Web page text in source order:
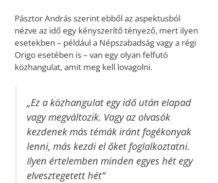
Pásztor András szerint ebből az aspektusból
nézve az idő egy kényszerítő tényező, mert ilyen
esetekben – például a Népszabadság vagy a régi
Origo esetében is – van egy olyan felfutó
közhangulat, amit meg kell lovagolni.
„Ez a közhangulat egy idő után elapad
vagy megváltozik. Vagy az olvasók
kezdenek más témák iránt fogékonyak
lenni, más kezdi el őket foglalkoztatni.
Ilyen értelemben minden egyes hét egy
elvesztegetett hét”